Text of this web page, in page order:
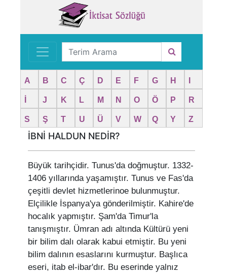
A B C Ç D E F G H
J K L M N O Ö P R
S Ş T U Ü V W Q Y Z
İBNİ HALDUN NEDİR?
Büyük tarihçidir. Tunus'da doğmuştur. 1332-
1406 yıllarında yaşamıştır. Tunus ve Fas'da
çeşitli devlet hizmetlerinoe bulunmuştur.
Elçilikle İspanya'ya gönderilmiştir. Kahire'de
hocalık yapmıştır. Şam'da Timur'la
tanışmıştır. Ümran adı altında Kültürü yeni
bir bilim dalı olarak kabui etmiştir. Bu yeni
bilim dalının esaslarını kurmuştur. Başlıca
eseri, itab el-ibar'dır. Bu eserinde yalnız